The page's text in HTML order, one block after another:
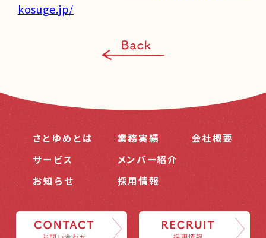
kosuge.jp/
さとゆめとは
サービス
お知らせ
業務実績
メンバー紹介
採用情報
会社概要